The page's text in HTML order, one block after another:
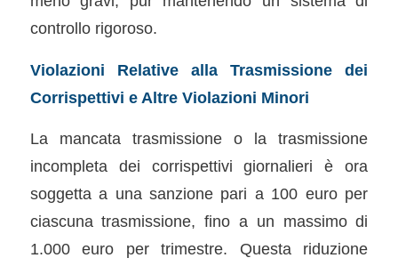
controllo rigoroso.
Violazioni Relative alla Trasmissione dei
Corrispettivi e Altre Violazioni Minori
La mancata trasmissione o la trasmissione
incompleta dei corrispettivi giornalieri è ora
soggetta a una sanzione pari a 100 euro per
ciascuna trasmissione, fino a un massimo di
1.000 euro per trimestre. Questa riduzione